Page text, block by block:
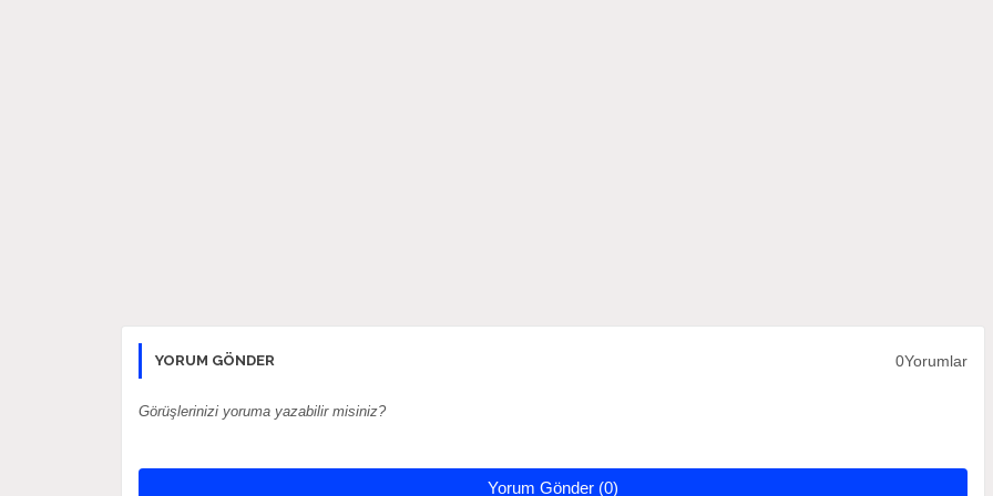
YORUM GÖNDER 0Yorumlar
Görüşlerinizi yoruma yazabilir misiniz?
Yorum Gönder (0)